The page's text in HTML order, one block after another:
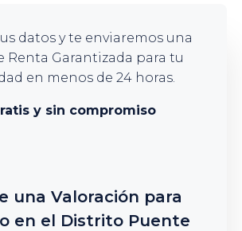
datos y te enviaremos una
Renta Garantizada para tu
en menos de 24 horas.
y sin compromiso
una Valoración para
en el Distrito Puente